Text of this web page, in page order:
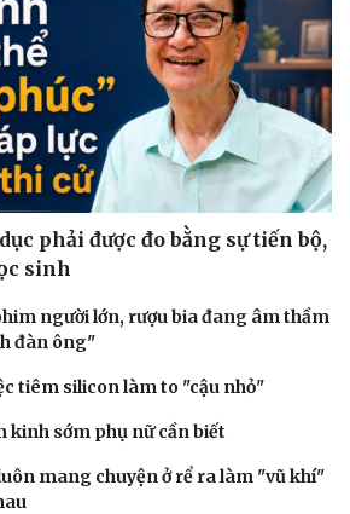
phải được đo bằng sự tiến bộ,
sinh
người lớn, rượu bia đang âm thầm
đàn ông"
tiêm silicon làm to "cậu nhỏ"
kinh sớm phụ nữ cần biết
mang chuyện ở rể ra làm "vũ khí"